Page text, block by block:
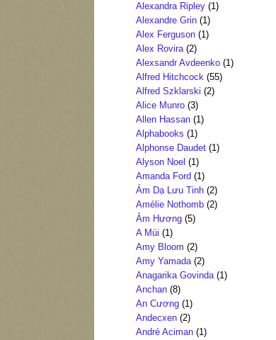
Alexandra Ripley (1)
Alexandre Grin (1)
Alex Ferguson (1)
Alex Rovira(2)
Alexsandr Avdeenko (1)
Alfred Hitchcock (55)
Alfred Szklarski (2)
Alice Munro (3)
Allen Hassan (1)
Alphabooks (1)
Alphonse Daudet (1)
Alyson Noel (1)
Amanda Ford (1)
Ám Dạ Lưu Tinh (2)
Amélie Nothomb (2)
Ảm Hương (5)
A Múi (1)
Amy Bloom (2)
Amy Yamada(2)
Anagarika Govinda(1)
Anchan (8)
An Cương (1)
Andecxen (2)
André Aciman (1)